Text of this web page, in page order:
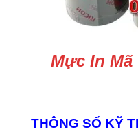
Mực In Mã
THÔNG SỐ KỸ